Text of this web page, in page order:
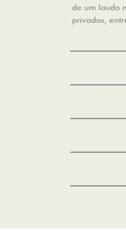
de um laudo
privados,